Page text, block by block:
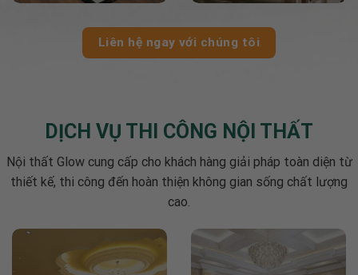
Liên hệ ngay với chúng tôi
DỊCH VỤ THI CÔNG NỘI THẤT
Nội thất Glow cung cấp cho khách hàng giải pháp toàn diện từ
thiết kế, thi công đến hoàn thiện không gian sống chất lượng
cao.